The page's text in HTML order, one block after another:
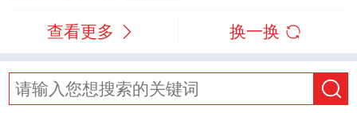
查看更多 换一换